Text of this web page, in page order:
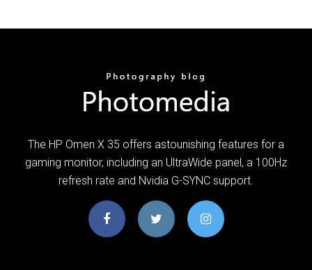
The HP Omen X 35 offers astounishing features for a
gaming monitor, including an UltraWide panel, a 100Hz
refresh rate and Nvidia G-SYNC support.